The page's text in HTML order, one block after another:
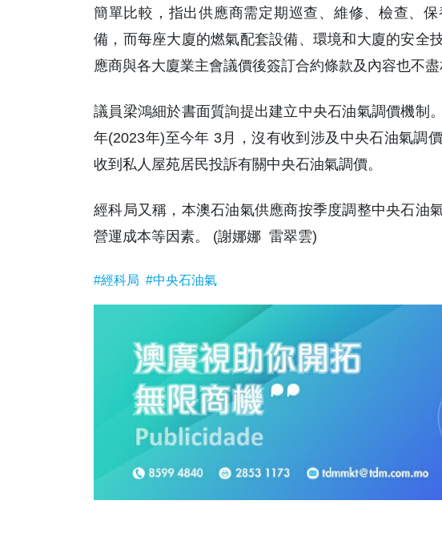
簡單比較，指出供應商需定期巡查、維修、檢查、
備，而每座大廈的燃氣配套設備、環境和大廈的安全
應商與各大廈業主會議價後簽訂合約條款及內容也不盡
議員梁鴻細於書面質詢提出建立中央石油氣調價機制
年(2023年)至今年 3月，沒有收到涉及中央石油氣調
收到私人屋苑居民投訴有關中央石油氣調價。
經科局又稱，本澳石油氣供應商按季度調整中央石油
營運成本等因素。 (謝娜娜 雷翠雲)
#經科局 #中央石油氣